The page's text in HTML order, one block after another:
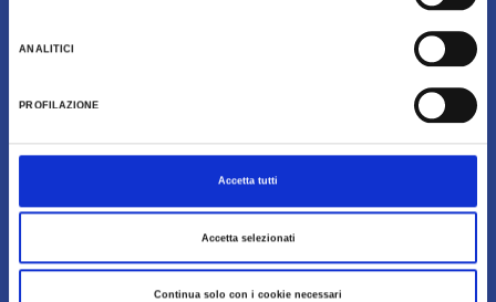
ANALITICI
PROFILAZIONE
Accetta tutti
Accetta selezionati
Continua solo con i cookie necessari
Download